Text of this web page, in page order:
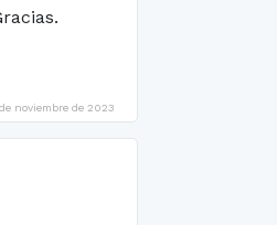
noviembre de 2023